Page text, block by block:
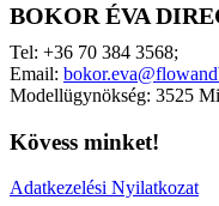
BOKOR ÉVA
Tel: +36 70 384 3568;
Email:
Modellügynökség: 3525
Kövess minket!
Adatkezelési Nyilatkozat